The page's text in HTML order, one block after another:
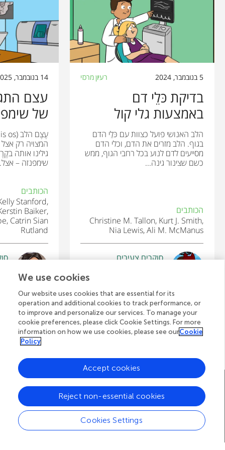
5 בנובמבר, 2024 רעיון מרכזי
בדיקת כּלֵי דם
באמצעות גלי קול
הלב האנושי פועל כצוות עם כּלֵי הדם
בגוף. הלב מזרים את הדם, וכלי הדם
מסייעים לדם לנוע בכל רחבי הגוף, ממש
כשם שצינור גינה...
הכותבים
Christine M. Tallon, Kurt J. Smith,
Nia Lewis, Ali M. McManus
סוקרים צעירים
14 בנובמבר, 2025
עצם
של
המצויה רק אצל
גילינו אותה
שימפנזה –
הכותבים
Stanford,
Baiker,
Catrin Sian
Rutland
לצפייה בכל המאמרים
דף הבית של Frontiers בלוג צרו קשר
© 2026 Frontiers Media S.A.
All Rights Reserved
We use cookies
Our website uses cookies that are essential for its
operation and additional cookies to track performance, or
to improve and personalize our services. To manage your
cookie preferences, please click Cookie Settings. For more
information on how we use cookies, please see ourCookie
Policy
Cookies Settings
Reject non-essential cookies
Accept cookies